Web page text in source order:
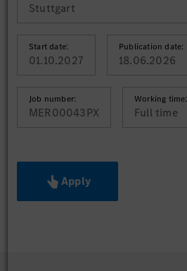
Stuttgart
Start date:
01.10.2027
Publication date:
18.06.2026
Job number:
MER00043PX
Working time:
Full time
Apply